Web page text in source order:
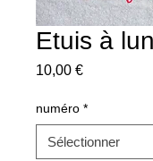
Etuis à
10,00 €Prix
numéro *